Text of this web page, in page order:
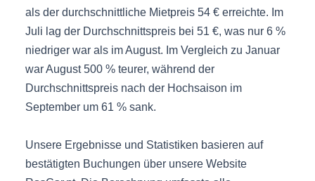
als der durchschnittliche Mietpreis 54 € erreichte. Im
Juli lag der Durchschnittspreis bei 51 €, was nur 6 %
niedriger war als im August. Im Vergleich zu Januar
war August 500 % teurer, während der
Durchschnittspreis nach der Hochsaison im
September um 61 % sank.
Unsere Ergebnisse und Statistiken basieren auf
bestätigten Buchungen über unsere Website